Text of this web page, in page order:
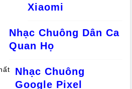
Xiaomi
Nhạc Chuông Dân Ca
Quan Họ
Nhạc Chuông
Google Pixel